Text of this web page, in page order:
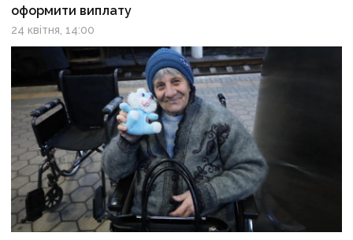
оформити виплату
24 квітня, 14:00